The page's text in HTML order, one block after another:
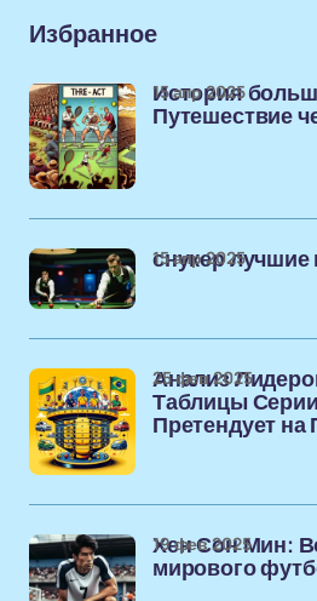
Избранное
История
Путешествие
15 апр 2025
снукер лучшие
15 апр 2025
Анализ
Таблицы
Претендует
25 фев 2025
Хен Сон Мин:
мирового
19 фев 2025